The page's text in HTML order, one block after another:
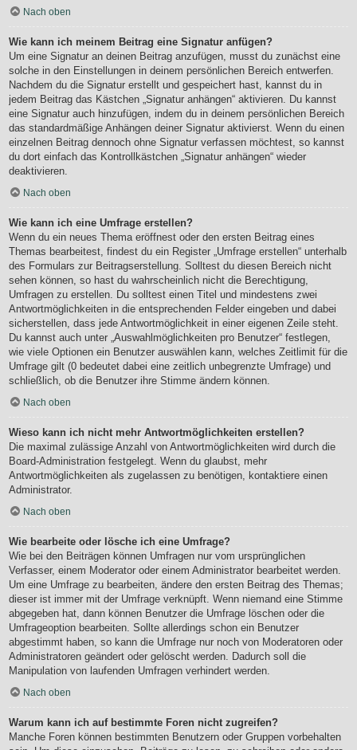
Nach oben
Wie kann ich meinem Beitrag eine Signatur anfügen?
Um eine Signatur an deinen Beitrag anzufügen, musst du zunächst eine
solche in den Einstellungen in deinem persönlichen Bereich entwerfen.
Nachdem du die Signatur erstellt und gespeichert hast, kannst du in
jedem Beitrag das Kästchen „Signatur anhängen“ aktivieren. Du kannst
eine Signatur auch hinzufügen, indem du in deinem persönlichen Bereich
das standardmäßige Anhängen deiner Signatur aktivierst. Wenn du einen
einzelnen Beitrag dennoch ohne Signatur verfassen möchtest, so kannst
du dort einfach das Kontrollkästchen „Signatur anhängen“ wieder
deaktivieren.
Nach oben
Wie kann ich eine Umfrage erstellen?
Wenn du ein neues Thema eröffnest oder den ersten Beitrag eines
Themas bearbeitest, findest du ein Register „Umfrage erstellen“ unterhalb
des Formulars zur Beitragserstellung. Solltest du diesen Bereich nicht
sehen können, so hast du wahrscheinlich nicht die Berechtigung,
Umfragen zu erstellen. Du solltest einen Titel und mindestens zwei
Antwortmöglichkeiten in die entsprechenden Felder eingeben und dabei
sicherstellen, dass jede Antwortmöglichkeit in einer eigenen Zeile steht.
Du kannst auch unter „Auswahlmöglichkeiten pro Benutzer“ festlegen,
wie viele Optionen ein Benutzer auswählen kann, welches Zeitlimit für die
Umfrage gilt (0 bedeutet dabei eine zeitlich unbegrenzte Umfrage) und
schließlich, ob die Benutzer ihre Stimme ändern können.
Nach oben
Wieso kann ich nicht mehr Antwortmöglichkeiten erstellen?
Die maximal zulässige Anzahl von Antwortmöglichkeiten wird durch die
Board-Administration festgelegt. Wenn du glaubst, mehr
Antwortmöglichkeiten als zugelassen zu benötigen, kontaktiere einen
Administrator.
Nach oben
Wie bearbeite oder lösche ich eine Umfrage?
Wie bei den Beiträgen können Umfragen nur vom ursprünglichen
Verfasser, einem Moderator oder einem Administrator bearbeitet werden.
Um eine Umfrage zu bearbeiten, ändere den ersten Beitrag des Themas;
dieser ist immer mit der Umfrage verknüpft. Wenn niemand eine Stimme
abgegeben hat, dann können Benutzer die Umfrage löschen oder die
Umfrageoption bearbeiten. Sollte allerdings schon ein Benutzer
abgestimmt haben, so kann die Umfrage nur noch von Moderatoren oder
Administratoren geändert oder gelöscht werden. Dadurch soll die
Manipulation von laufenden Umfragen verhindert werden.
Nach oben
Warum kann ich auf bestimmte Foren nicht zugreifen?
Manche Foren können bestimmten Benutzern oder Gruppen vorbehalten